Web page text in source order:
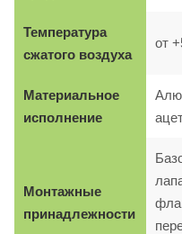
Температура
сжатого воздуха
от
Материальное
исполнение
Монтажные
принадлежности